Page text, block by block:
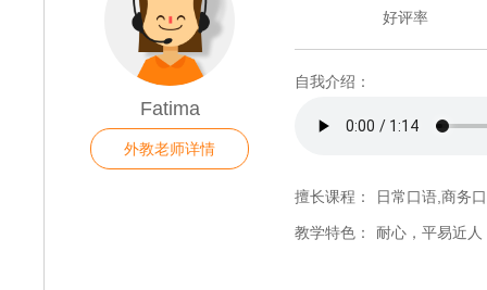
Fatima
外教老师详情
好评率
自我介绍：
擅长课程： 日常口语,商务
教学特色： 耐心，平易近